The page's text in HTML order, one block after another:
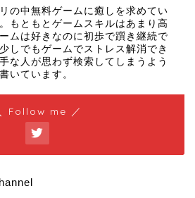
の中無料ゲームに癒しを求めてい
もともとゲームスキルはあまり高
ムは好きなのに初歩で躓き継続で
しでもゲームでストレス解消でき
な人が思わず検索してしまうよう
いています。
Follow me ／